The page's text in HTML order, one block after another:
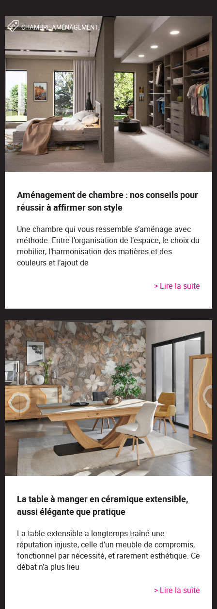
CHAMBRE,AMÉNAGEMENT,
Aménagement de chambre : nos conseils pour
réussir à affirmer son style
Une chambre qui vous ressemble s’aménage avec
méthode. Entre l’organisation de l’espace, le choix du
mobilier, l’harmonisation des matières et des
couleurs et l’ajout de
> Lire la suite
La table à manger en céramique extensible,
aussi élégante que pratique
La table extensible a longtemps traîné une
réputation injuste, celle d’un meuble de compromis,
fonctionnel par nécessité, et rarement esthétique. Ce
débat n’a plus lieu
> Lire la suite